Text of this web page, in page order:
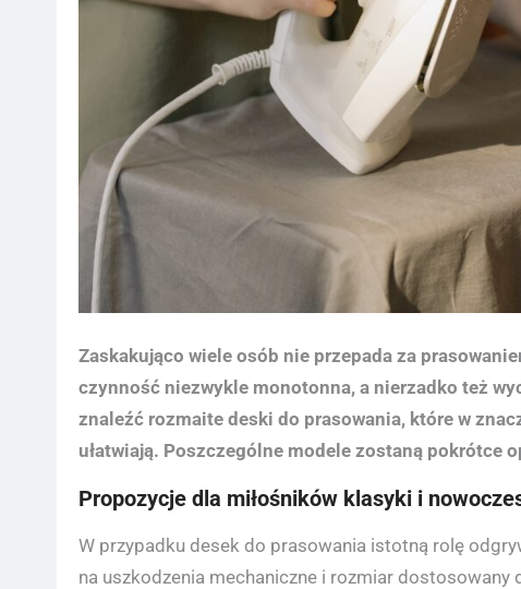
Zaskakująco wiele osób nie przepada za
czynność niezwykle monotonna, a nierzadko też
znaleźć rozmaite deski do prasowania, które w
ułatwiają. Poszczególne modele zostaną pokrótce
Propozycje dla miłośników klasyki i
W przypadku desek do prasowania istotną rolę
na uszkodzenia mechaniczne i rozmiar